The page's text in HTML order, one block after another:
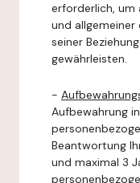
erforderlich, um
und allgemeiner
seiner
gewährleisten.
-
Aufbewahrung
Beantwortung
und maximal 3